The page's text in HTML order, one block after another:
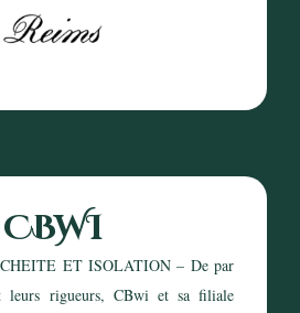
CBWI
ET ISOLATION – De par
leurs rigueurs, CBwi et sa filiale